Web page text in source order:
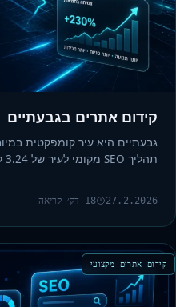
קידום אתרים בגבעתיים
גבעתיים היא עיר קומפקטית
תהליך SEO מקומי לעיר של 3.24 קמ״ר בלבד — גובלת בתל א…
27.2.2026 18 דק׳ קריאה
קידום אתרים מקצועי